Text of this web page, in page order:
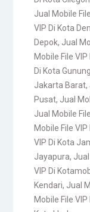
Jual Mobile
VIP Di Kota
Depok, Jual
Mobile File
Di Kota
Jakarta Barat,
Pusat, Jual
Jual Mobile
Mobile File
VIP Di Kota
Jayapura,
VIP Di
Kendari, Jual
Mobile File